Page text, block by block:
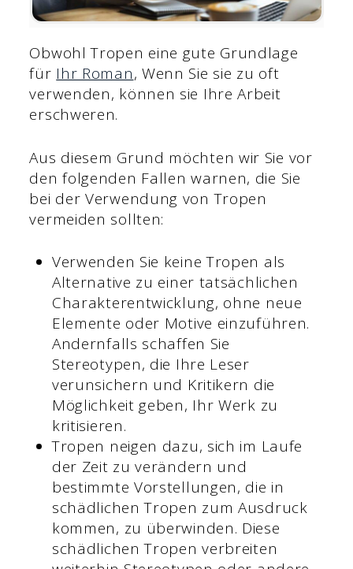
Obwohl Tropen eine gute Grundlage
für Ihr Roman, Wenn Sie sie zu oft
verwenden, können sie Ihre Arbeit
erschweren.
Aus diesem Grund möchten wir Sie vor
den folgenden Fallen warnen, die Sie
bei der Verwendung von Tropen
vermeiden sollten:
Verwenden Sie keine Tropen als
Alternative zu einer tatsächlichen
Charakterentwicklung, ohne neue
Elemente oder Motive einzuführen.
Andernfalls schaffen Sie
Stereotypen, die Ihre Leser
verunsichern und Kritikern die
Möglichkeit geben, Ihr Werk zu
kritisieren.
Tropen neigen dazu, sich im Laufe
der Zeit zu verändern und
bestimmte Vorstellungen, die in
schädlichen Tropen zum Ausdruck
kommen, zu überwinden. Diese
schädlichen Tropen verbreiten